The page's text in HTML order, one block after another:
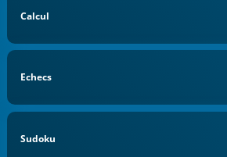
Calcul
Echecs
Sudoku